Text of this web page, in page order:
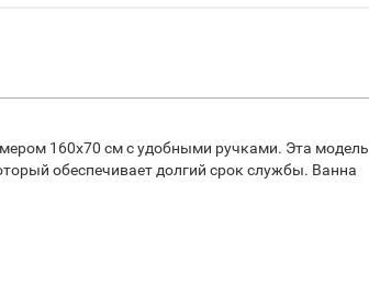
160x70 см с удобными ручками. Эта модель
обеспечивает долгий срок службы. Ванна